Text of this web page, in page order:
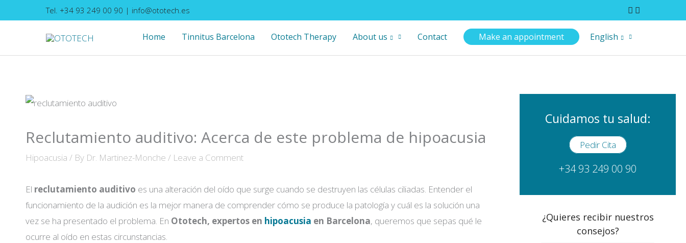
to
Tel. +34 93 249 00 90 | info@ototech.es
Home Tinnitus Barcelona Ototech Therapy About us Contact Make an appointment English
Reclutamiento auditivo: Acerca de este problema de hipoacusia
Hipoacusia / By Dr. Martinez-Monche / Leave a Comment
El reclutamiento auditivo es una alteración del oído que surge cuando se destruyen las células ciliadas. Entender el
funcionamiento de la audición es la mejor manera de comprender cómo se produce la patología y cuál es la solución una
vez se ha presentado el problema. En Ototech, expertos en hipoacusia en Barcelona, queremos que sepas qué le
ocurre al oído en estas circunstancias.
Cuidamos tu salud:
Pedir Cita
+34 93 249 00 90
¿Quieres recibir nuestros
consejos?